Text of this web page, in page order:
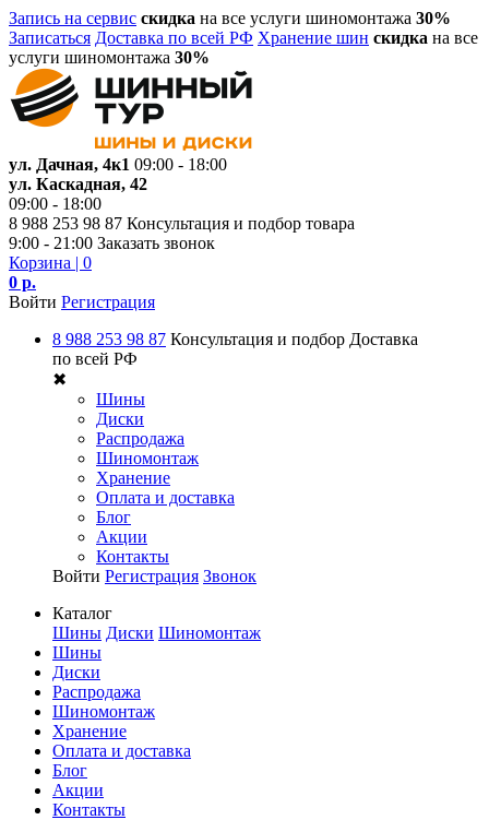
Запись на сервис скидка на все услуги шиномонтажа 30%
Записаться Доставка по всей РФ Хранение шин скидка на все
услуги шиномонтажа 30%
ул. Дачная, 4к1 09:00 - 18:00
ул. Каскадная, 42
09:00 - 18:00
8 988 253 98 87 Консультация и подбор товара
9:00 - 21:00 Заказать звонок
Корзина | 0
0 р.
Войти Регистрация
8 988 253 98 87 Консультация и подбор Доставка
по всей РФ
✖
Шины
Диски
Распродажа
Шиномонтаж
Хранение
Оплата и доставка
Блог
Акции
Контакты
Войти Регистрация Звонок
Каталог
Шины Диски Шиномонтаж
Шины
Диски
Распродажа
Шиномонтаж
Хранение
Оплата и доставка
Блог
Акции
Контакты